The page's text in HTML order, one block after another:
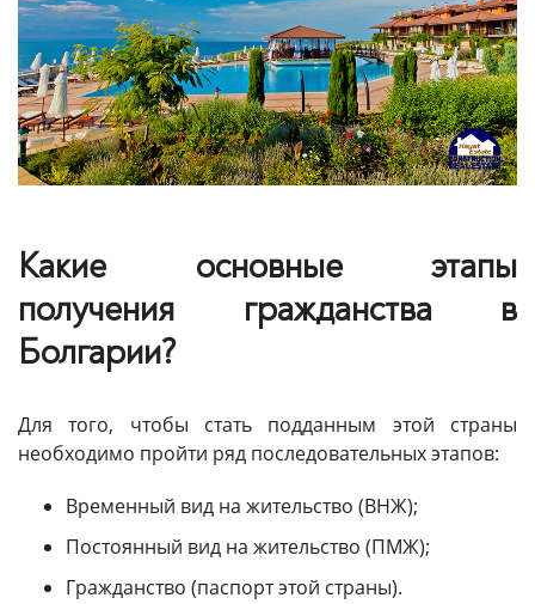
Какие основные этапы
получения гражданства в
Болгарии?
Для того, чтобы стать подданным этой страны
необходимо пройти ряд последовательных этапов:
Временный вид на жительство (ВНЖ);
Постоянный вид на жительство (ПМЖ);
Гражданство (паспорт этой страны).